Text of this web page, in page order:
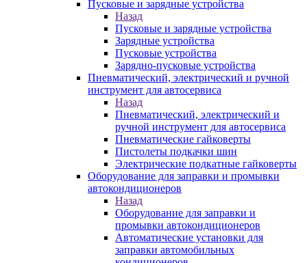
Пусковые и зарядные устройства
Назад
Пусковые и зарядные устройства
Зарядные устройства
Пусковые устройства
Зарядно-пусковые устройства
Пневматический, электрический и ручной
инструмент для автосервиса
Назад
Пневматический, электрический и
ручной инструмент для автосервиса
Пневматические гайковерты
Пистолеты подкачки шин
Электрические подкатные гайковерты
Оборудование для заправки и промывки
автокондиционеров
Назад
Оборудование для заправки и
промывки автокондиционеров
Автоматические установки для
заправки автомобильных